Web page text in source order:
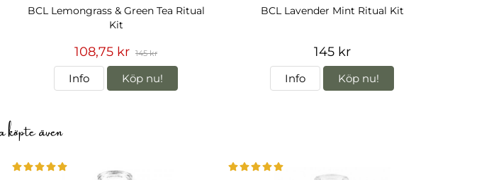
BCL Lemongrass & Green Tea Ritual
Kit
108,75 kr 145 kr
Info Köp nu!
BCL Lavender Mint Ritual Kit
145 kr
Info Köp nu!
även